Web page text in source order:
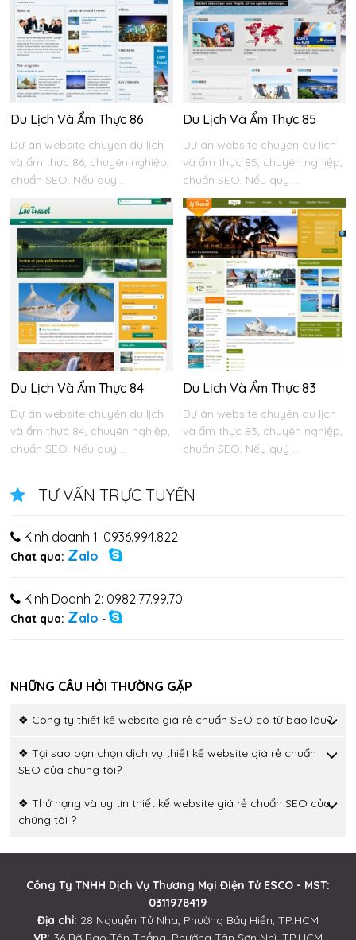
Du Lịch Và Ẩm Thực 86
Dự án website chuyên du lịch
và ẩm thực 86, chuyên nghiệp,
chuẩn SEO. Nếu quý ...
Du Lịch Và Ẩm Thực 85
Dự án website chuyên du lịch
và ẩm thực 85, chuyên nghiệp,
chuẩn SEO. Nếu quý ...
Du Lịch Và Ẩm Thực 84
Dự án website chuyên du lịch
và ẩm thực 84, chuyên nghiệp,
chuẩn SEO. Nếu quý ...
Du Lịch Và Ẩm Thực 83
Dự án website chuyên du lịch
và ẩm thực 83, chuyên nghiệp,
chuẩn SEO. Nếu quý ...
TƯ VẤN TRỰC TUYẾN
Kinh doanh 1: 0936.994.822
Chat qua: Zalo -
Kinh Doanh 2: 0982.77.99.70
Chat qua: Zalo -
NHỮNG CÂU HỎI THƯỜNG GẶP
❖ Công ty thiết kế website giá rẻ chuẩn SEO có từ bao lâu?
❖ Tại sao bạn chọn dịch vụ thiết kế website giá rẻ chuẩn
SEO của chúng tôi?
❖ Thứ hạng và uy tín thiết kế website giá rẻ chuẩn SEO của
chúng tôi ?
Công Ty TNHH Dịch Vụ Thương Mại Điện Tử ESCO - MST:
0311978419
Địa chỉ: 28 Nguyễn Tử Nha, Phường Bảy Hiền, TP.HCM